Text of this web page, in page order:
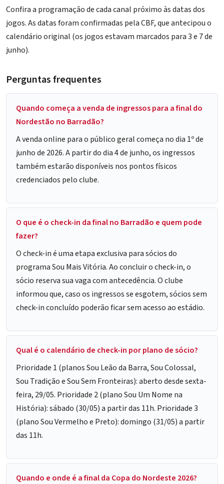
Confira a programação de cada canal próximo às datas dos
jogos. As datas foram confirmadas pela CBF, que antecipou o
calendário original (os jogos estavam marcados para 3 e 7 de
junho).
Perguntas frequentes
Quando começa a venda de ingressos para a final do
Nordestão no Barradão?
A venda online para o público geral começa no dia 1º de
junho de 2026. A partir do dia 4 de junho, os ingressos
também estarão disponíveis nos pontos físicos
credenciados pelo clube.
O que é o check-in da final no Barradão e quem pode
fazer?
O check-in é uma etapa exclusiva para sócios do
programa Sou Mais Vitória. Ao concluir o check-in, o
sócio reserva sua vaga com antecedência. O clube
informou que, caso os ingressos se esgotem, sócios sem
check-in concluído poderão ficar sem acesso ao estádio.
Qual é o calendário de check-in por plano de sócio?
Prioridade 1 (planos Sou Leão da Barra, Sou Colossal,
Sou Tradição e Sou Sem Fronteiras): aberto desde sexta-
feira, 29/05. Prioridade 2 (plano Sou Um Nome na
História): sábado (30/05) a partir das 11h. Prioridade 3
(plano Sou Vermelho e Preto): domingo (31/05) a partir
das 11h.
Quando e onde é a final da Copa do Nordeste 2026?